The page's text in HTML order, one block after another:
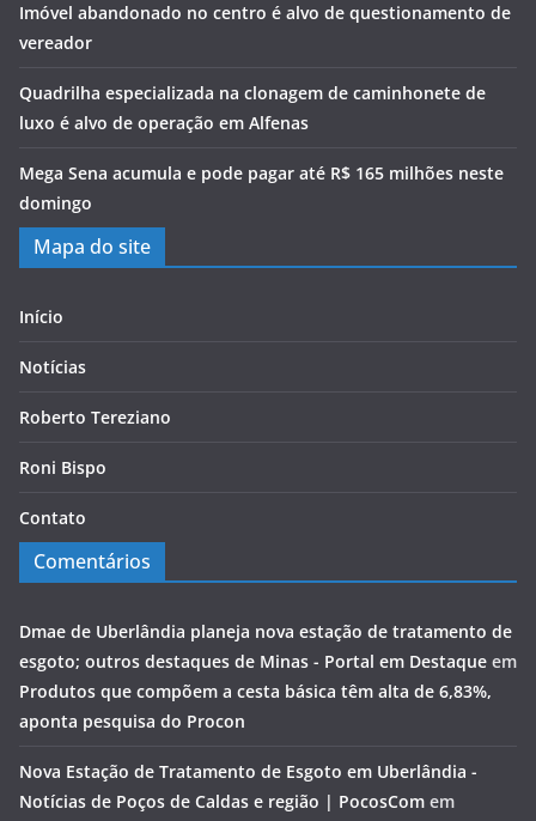
Imóvel abandonado no centro é alvo de questionamento de
vereador
Quadrilha especializada na clonagem de caminhonete de
luxo é alvo de operação em Alfenas
Mega Sena acumula e pode pagar até R$ 165 milhões neste
domingo
Mapa do site
Início
Notícias
Roberto Tereziano
Roni Bispo
Contato
Comentários
Dmae de Uberlândia planeja nova estação de tratamento de
esgoto; outros destaques de Minas - Portal em Destaque em
Produtos que compõem a cesta básica têm alta de 6,83%,
aponta pesquisa do Procon
Nova Estação de Tratamento de Esgoto em Uberlândia -
Notícias de Poços de Caldas e região | PocosCom em